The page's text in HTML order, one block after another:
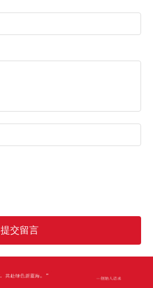
提交留言